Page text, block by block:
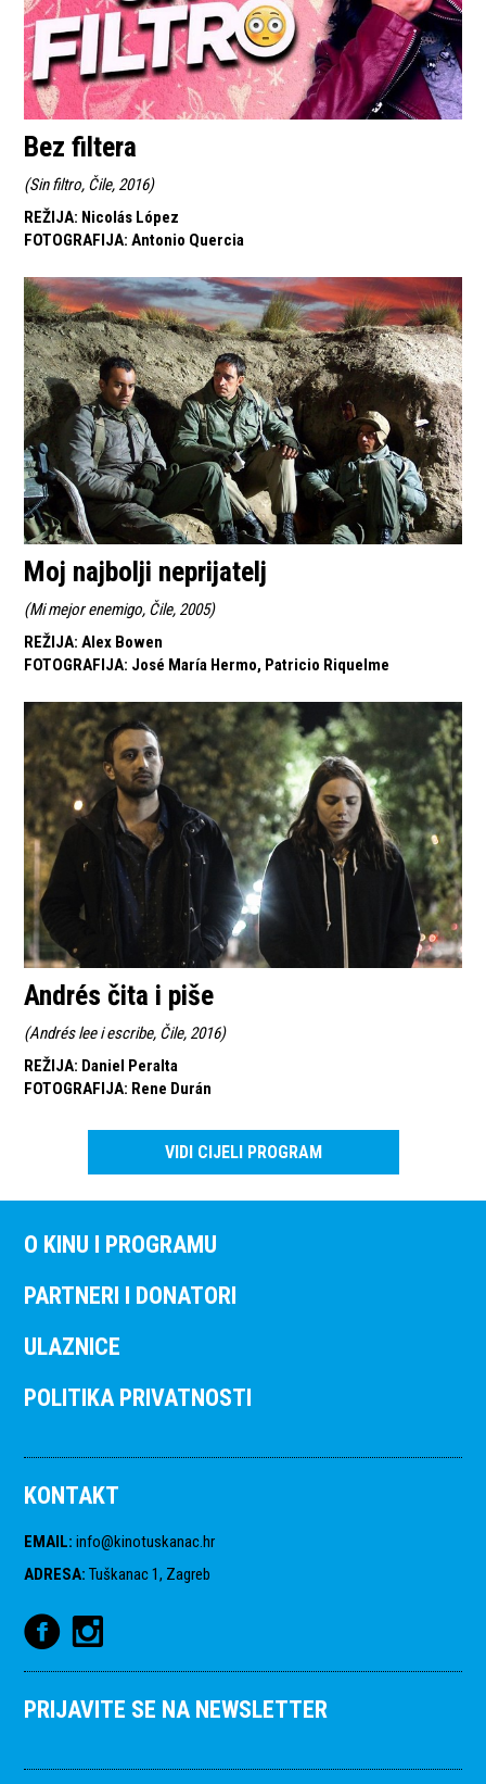
Bez filtera
(Sin filtro, Čile, 2016)
REŽIJA: Nicolás López
FOTOGRAFIJA: Antonio Quercia
Moj najbolji neprijatelj
(Mi mejor enemigo, Čile, 2005)
REŽIJA: Alex Bowen
FOTOGRAFIJA: José María Hermo, Patricio Riquelme
Andrés čita i piše
(Andrés lee i escribe, Čile, 2016)
REŽIJA: Daniel Peralta
FOTOGRAFIJA: Rene Durán
VIDI CIJELI PROGRAM
O KINU I PROGRAMU
PARTNERI I DONATORI
ULAZNICE
POLITIKA PRIVATNOSTI
KONTAKT
EMAIL: info@kinotuskanac.hr
ADRESA: Tuškanac 1, Zagreb
PRIJAVITE SE NA NEWSLETTER